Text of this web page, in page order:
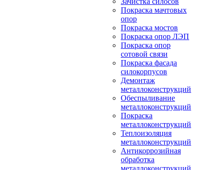
Покраска мачтовых
опор
Покраска мостов
Покраска опор ЛЭП
Покраска опор
сотовой связи
Покраска фасада
силокорпусов
Демонтаж
металлоконструкций
Обеспыливание
металлоконструкций
Покраска
металлоконструкций
Теплоизоляция
металлоконструкций
Антикоррозийная
обработка
металлоконструкций